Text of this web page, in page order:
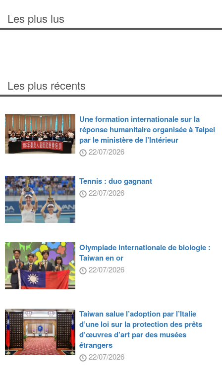
Les plus lus
Les plus récents
Une formation internationale sur la
réponse humanitaire organisée à Taipei
par le ministère de l’Intérieur
22/07/2026
Tennis : duo gagnant
22/07/2026
Olympiade internationale de biologie :
Taiwan en or
22/07/2026
Taiwan salue l’adoption par l’Italie
d’une loi sur la protection des prêts
d’œuvres d’art par des musées
étrangers
22/07/2026